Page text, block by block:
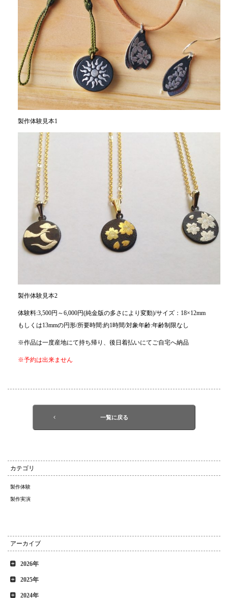
製作体験見本1
製作体験見本2
体験料:3,500円～6,000円(純金版の多さにより変動)/サイズ：18×12mm
もしくは13mmの円形/所要時間:約1時間/対象年齢:年齢制限なし
※作品は一度産地にて持ち帰り、後日着払いにてご自宅へ納品
※予約は出来ません
一覧に戻る
カテゴリ
製作体験
製作実演
アーカイブ
2026年
2025年
2024年